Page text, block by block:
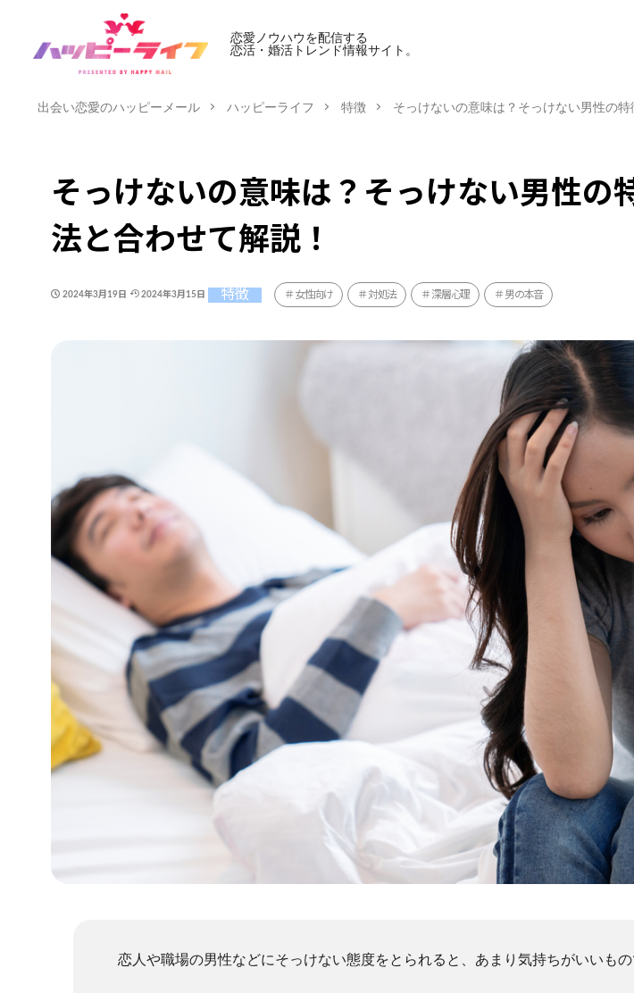
恋愛ノウハウを配信する
恋活・婚活トレンド情報サイト。
出会い恋愛のハッピーメール ハッピーライフ 特徴 そっけないの意味は？そっけない男性の
そっけないの意味は？そっけない男性の
法と合わせて解説！
2024年3月19日 2024年3月15日 特徴 女性向け 対処法 深層心理 男の本音
恋人や職場の男性などにそっけない態度をとられると、あまり気持ちがいいもの